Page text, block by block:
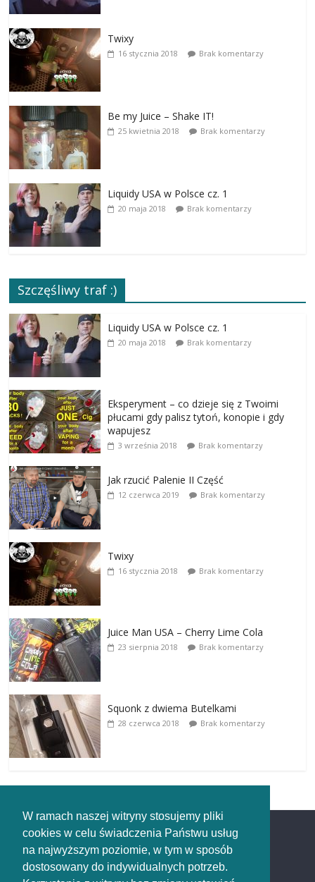
W ramach naszej witryny stosujemy pliki
cookies w celu świadczenia Państwu usług
na najwyższym poziomie, w tym w sposób
dostosowany do indywidualnych potrzeb.
Twixy
16 stycznia 2018 Brak komentarzy
Be my Juice – Shake IT!
25 kwietnia 2018 Brak komentarzy
Liquidy USA w Polsce cz. 1
20 maja 2018 Brak komentarzy
Szczęśliwy traf :)
Liquidy USA w Polsce cz. 1
20 maja 2018 Brak komentarzy
Eksperyment – co dzieje się z Twoimi
płucami gdy palisz tytoń, konopie i gdy
wapujesz
3 września 2018 Brak komentarzy
Jak rzucić Palenie II Część
12 czerwca 2019 Brak komentarzy
Twixy
16 stycznia 2018 Brak komentarzy
Juice Man USA – Cherry Lime Cola
23 sierpnia 2018 Brak komentarzy
Squonk z dwiema Butelkami
28 czerwca 2018 Brak komentarzy
Redakcja